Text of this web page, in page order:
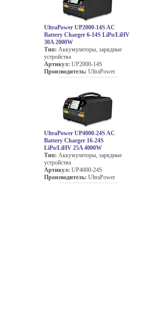
UltraPower UP2000-14S AC
Battery Charger 6-14S LiPo/LiHV
30A 2000W
Тип: Аккумуляторы, зарядные
устройства
Артикул: UP2000-14S
Производитель: UltraPower
UltraPower UP4000-24S AC
Battery Charger 16-24S
LiPo/LiHV 25A 4000W
Тип: Аккумуляторы, зарядные
устройства
Артикул: UP4000-24S
Производитель: UltraPower